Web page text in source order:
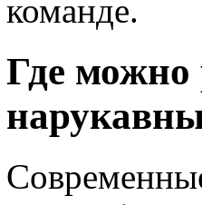
команде.
Где можно